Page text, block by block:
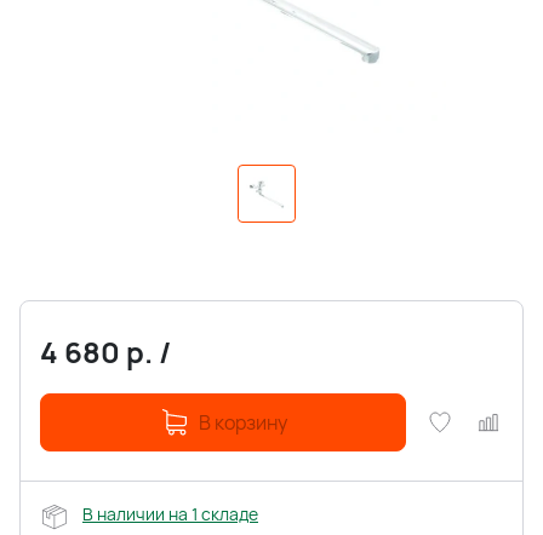
4 680 р. /
В корзину
В наличии на 1 складе